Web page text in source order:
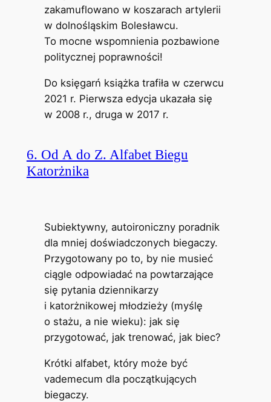
zakamuflowano w koszarach artylerii
w dolnośląskim Bolesławcu.
To mocne wspomnienia pozbawione
politycznej poprawności!
Do księgarń książka trafiła w czerwcu
2021 r. Pierwsza edycja ukazała się
w 2008 r., druga w 2017 r.
6. Od A do Z. Alfabet Biegu
Katorżnika
Subiektywny, autoironiczny poradnik
dla mniej doświadczonych biegaczy.
Przygotowany po to, by nie musieć
ciągle odpowiadać na powtarzające
się pytania dziennikarzy
i katorżnikowej młodzieży (myślę
o stażu, a nie wieku): jak się
przygotować, jak trenować, jak biec?
Krótki alfabet, który może być
vademecum dla początkujących
biegaczy.